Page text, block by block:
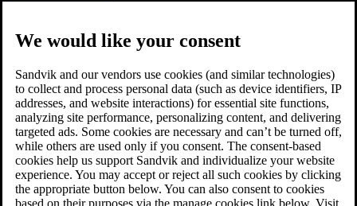
We would like your consent
Sandvik and our vendors use cookies (and similar technologies)
to collect and process personal data (such as device identifiers, IP
addresses, and website interactions) for essential site functions,
analyzing site performance, personalizing content, and delivering
targeted ads. Some cookies are necessary and can’t be turned off,
while others are used only if you consent. The consent-based
cookies help us support Sandvik and individualize your website
experience. You may accept or reject all such cookies by clicking
the appropriate button below. You can also consent to cookies
based on their purposes via the manage cookies link below. Visit